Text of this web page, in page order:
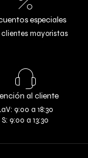
especiales
mayoristas
al cliente
9:00 a 18:30
S: 9:00 a 13:30